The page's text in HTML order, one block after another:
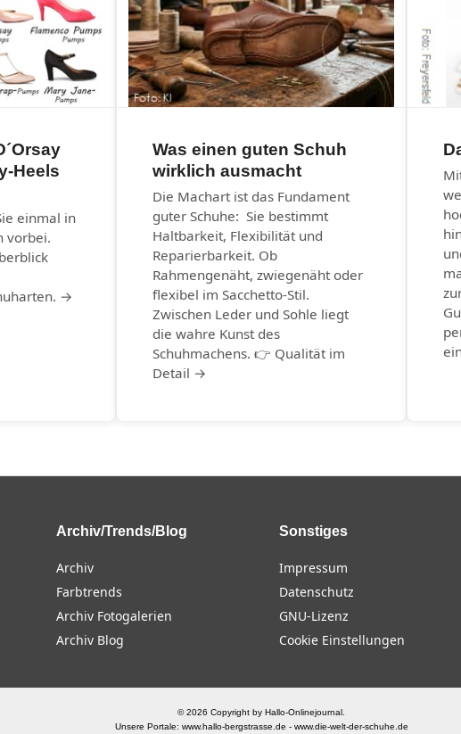
Heels
einmal in
vorbei.
→
Was einen guten Schuh
wirklich ausmacht
Die Machart ist das Fundament
guter Schuhe: Sie bestimmt
Haltbarkeit, Flexibilität und
Reparierbarkeit. Ob
Rahmengenäht, zwiegenäht oder
flexibel im Sacchetto-Stil.
Zwischen Leder und Sohle liegt
die wahre Kunst des
Schuhmachens. 👉 Qualität im
Detail →
Archiv/Trends/Blog
Archiv
Farbtrends
Archiv Fotogalerien
Archiv Blog
Sonstiges
Impressum
Datenschutz
GNU-Lizenz
Cookie Einstellungen
© 2026 Copyright by Hallo-Onlinejournal.
Unsere Portale: www.hallo-bergstrasse.de - www.die-welt-der-schuhe.de